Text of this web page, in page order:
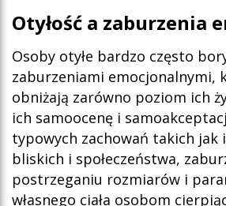
Otyłość a zaburzenia
Osoby otyłe bardzo często
zaburzeniami emocjonalnymi,
obniżają zarówno poziom ich
ich samoocenę i
typowych zachowań takich jak
bliskich i społeczeństwa,
postrzeganiu rozmiarów i
własnego ciała osobom